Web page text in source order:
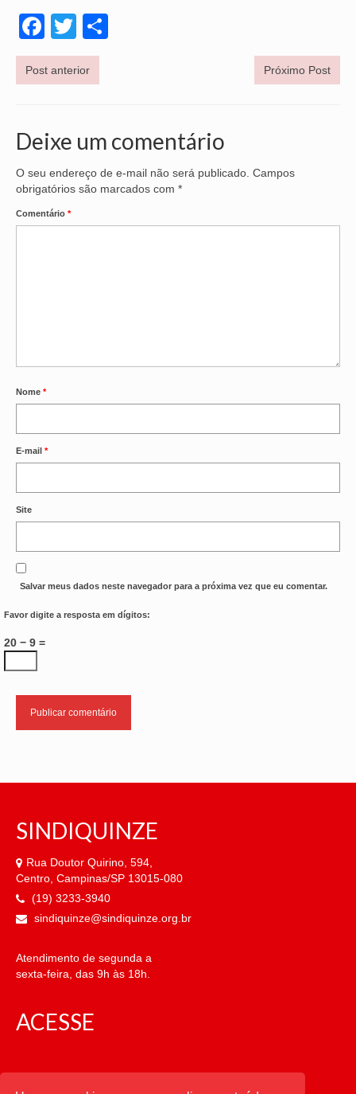
Facebook
Twitter
Post anterior Próximo Post
Deixe um comentário
O seu endereço de e-mail não será publicado. Campos
obrigatórios são marcados com *
Comentário *
Nome *
E-mail *
Site
Salvar meus dados neste navegador para a próxima vez que eu comentar.
Favor digite a resposta em dígitos:
20 − 9 =
SINDIQUINZE
Rua Doutor Quirino, 594,
Centro, Campinas/SP 13015-080
(19) 3233-3940
sindiquinze@sindiquinze.org.br
Atendimento de segunda a
sexta-feira, das 9h às 18h.
ACESSE
CATEGORIAS